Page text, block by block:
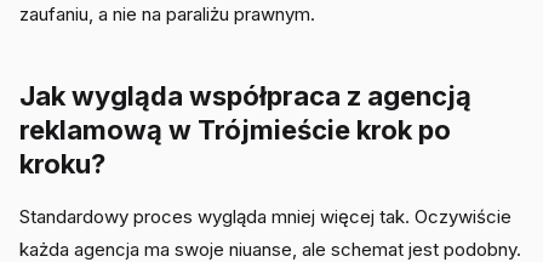
zaufaniu, a nie na paraliżu prawnym.
Jak wygląda współpraca z agencją
reklamową w Trójmieście krok po
kroku?
Standardowy proces wygląda mniej więcej tak. Oczywiście
każda agencja ma swoje niuanse, ale schemat jest podobny.